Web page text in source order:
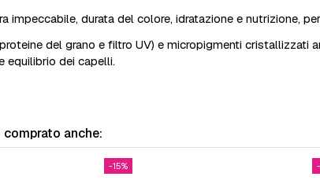
durata del colore, idratazione e nutrizione,
del grano e filtro UV) e micropigmenti cristallizzati
equilibrio dei capelli.
anche:
-15%